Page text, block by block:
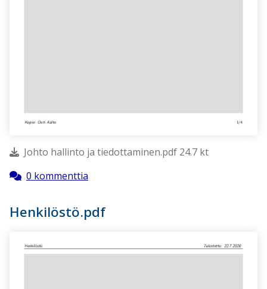
Johto hallinto ja tiedottaminen.pdf 24.7 kt
0 kommenttia
Henkilöstö.pdf